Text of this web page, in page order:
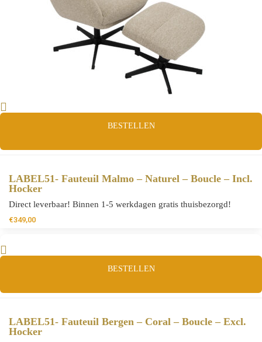
BESTELLEN
LABEL51- Fauteuil Malmo – Naturel – Boucle – Incl.
Hocker
Direct leverbaar! Binnen 1-5 werkdagen gratis thuisbezorgd!
€349,00
BESTELLEN
LABEL51- Fauteuil Bergen – Coral – Boucle – Excl.
Hocker